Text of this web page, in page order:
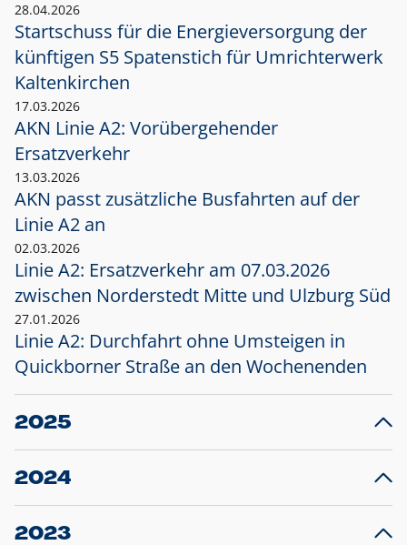
28.04.2026
Startschuss für die Energieversorgung der
künftigen S5 Spatenstich für Umrichterwerk
Kaltenkirchen
17.03.2026
AKN Linie A2: Vorübergehender
Ersatzverkehr
13.03.2026
AKN passt zusätzliche Busfahrten auf der
Linie A2 an
02.03.2026
Linie A2: Ersatzverkehr am 07.03.2026
zwischen Norderstedt Mitte und Ulzburg Süd
27.01.2026
Linie A2: Durchfahrt ohne Umsteigen in
Quickborner Straße an den Wochenenden
2025
23.12.2025
Projekt S5: Start der Bauarbeiten am
2024
10.12.2024
Großprojekt S5: Sperrung der Bahnstraße in
2023